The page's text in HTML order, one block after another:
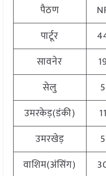
पैठण
पार्टूर
सावनेर
सेलु
5
उमरकेड़(डंकी)
11
उमरखेड़
5
वाशिम(अंसिंग)